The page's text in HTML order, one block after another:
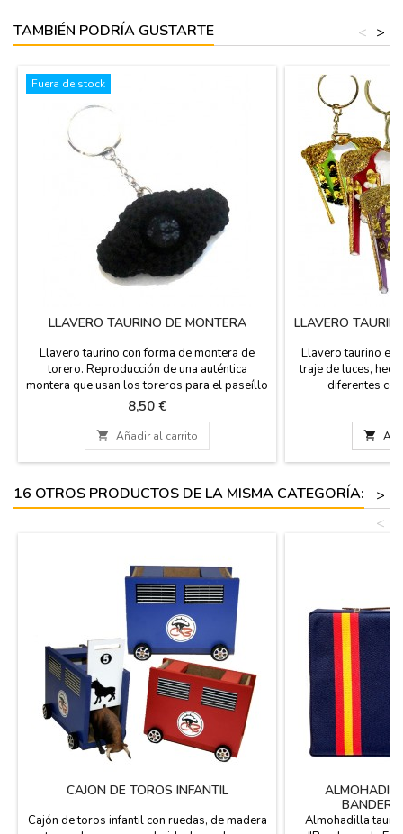
TAMBIÉN PODRÍA GUSTARTE >
<
Fuera de stock
LLAVERO TAURINO DE MONTERA
Llavero taurino con forma de montera de
torero. Reproducción de una auténtica
montera que usan los toreros para el paseíllo
en las plazas de toros. Producto español que
está realizado a mano, regalo perfecto para
los aficionados a la fiesta brava y la
tauromaquia. Medida: 5,5 x 3 cm
Precio
8,50 €
 Añadir al carrito
LLAVERO
Llavero taurino en
traje de luces,
diferentes
toros. Lleva
nacional con
en miniatura.
Purísima y Oro,

16 OTROS PRODUCTOS DE LA MISMA CATEGORÍA:
>
<
CAJON DE TOROS INFANTIL
Cajón de toros infantil con ruedas, de madera
Almohadilla